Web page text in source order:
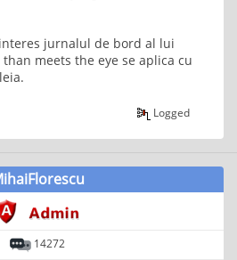
jurnalul de bord al lui
meets the eye se aplica cu
Logged
14272